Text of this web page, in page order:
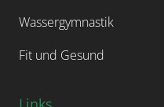
Wassergymnastik
Fit und Gesund